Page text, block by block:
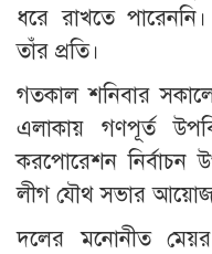
ধরে রাখতে
তাঁর প্রতি।
গতকাল শনিবার
এলাকায় গণপূর্ত
করপোরেশন নির্বাচন
লীগ যৌথ সভার
দলের মনোনীত মেয়র